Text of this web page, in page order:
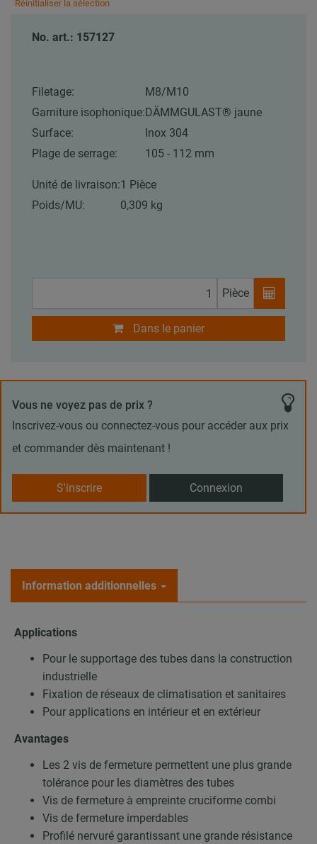
Réinitialiser la sélection
No. art.: 157127
Filetage:
M8/M10
Garniture isophonique: DÄMMGULAST® jaune
Surface:
Inox 304
Plage de serrage:
105 - 112 mm
Unité de livraison:1 Pièce
Poids/MU:
0,309 kg
Pièce
Dans le panier
Vous ne voyez pas de prix ?
Inscrivez-vous ou connectez-vous pour accéder aux prix
et commander dès maintenant !
S'inscrire Connexion
Information additionnelles
Applications
Pour le supportage des tubes dans la construction
industrielle
Fixation de réseaux de climatisation et sanitaires
Pour applications en intérieur et en extérieur
Avantages
Les 2 vis de fermeture permettent une plus grande
tolérance pour les diamètres des tubes
Vis de fermeture à empreinte cruciforme combi
Vis de fermeture imperdables
Profilé nervuré garantissant une grande résistance